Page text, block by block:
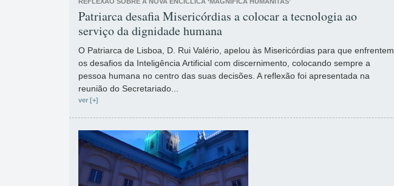
Patriarca desafia Misericórdias a colocar a tecnologia ao
serviço da dignidade humana
O Patriarca de Lisboa, D. Rui Valério, apelou às Misericórdias para que enfrentem
os desafios da Inteligência Artificial com discernimento, colocando sempre a
pessoa humana no centro das suas decisões. A reflexão foi apresentada na
reunião do Secretariado...
ver [+]